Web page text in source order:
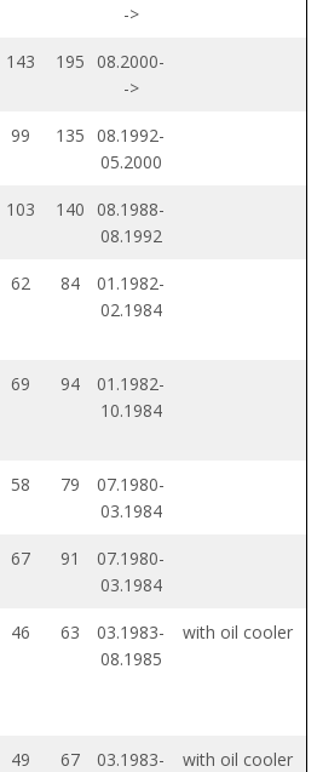
->
143 195
08.2000-
->
99 135 08.1992-
05.2000
103 140
08.1988-
08.1992
62 84
01.1982-
02.1984
69 94
01.1982-
10.1984
58 79
07.1980-
03.1984
67 91
07.1980-
03.1984
46 63
03.1983-
08.1985
with oil cooler
49 67
03.1983-
with oil cooler